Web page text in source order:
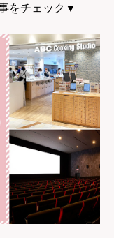
をチェック▼